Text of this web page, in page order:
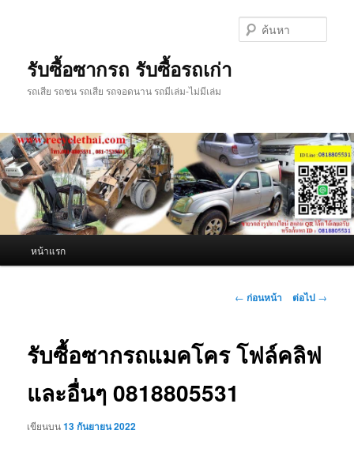
รับซื้อซากรถ รับซื้อรถเก่า
รถเสีย รถชน รถเสีย รถจอดนาน รถมีเล่ม-ไม่มีเล่ม
หน้าแรก
เมนู
← ก่อนหน้า ต่อไป →
รับซื้อซากรถแมคโคร โฟล์คลิฟ
และอื่นๆ 0818805531
เขียนบน13 กันยายน 2022